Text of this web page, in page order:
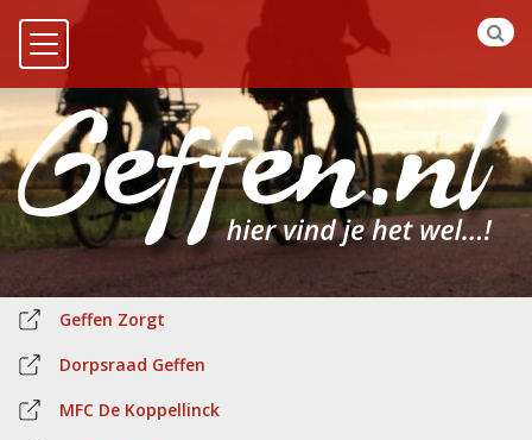
Geffen Zorgt
Dorpsraad Geffen
MFC De Koppellinck